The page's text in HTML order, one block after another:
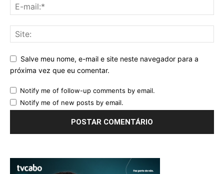
Salve meu nome, e-mail e site neste navegador para a
próxima vez que eu comentar.
Notify me of follow-up comments by email.
Notify me of new posts by email.